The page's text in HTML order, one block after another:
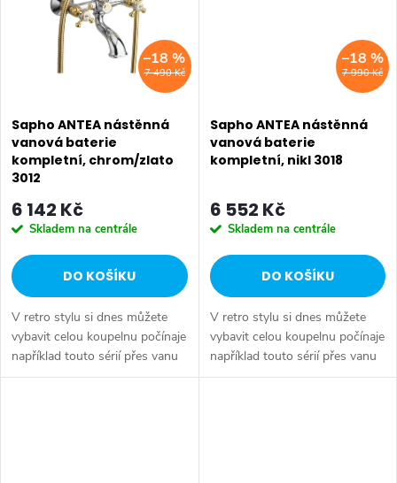
7 490 Kč
–18 %
Sapho ANTEA nástěnná
vanová baterie
kompletní, chrom/zlato
3012
6 142 Kč
Skladem na centrále
DO KOŠÍKU
V retro stylu si dnes můžete
vybavit celou koupelnu počínaje
například touto sérií přes vanu
Retro, doplňky Diamond až po
7 990 Kč
–18 %
Sapho ANTEA nástěnná
vanová baterie
kompletní, nikl 3018
6 552 Kč
Skladem na centrále
DO KOŠÍKU
V retro stylu si dnes můžete
vybavit celou koupelnu počínaje
například touto sérií přes vanu
Retro, doplňky Diamond až po